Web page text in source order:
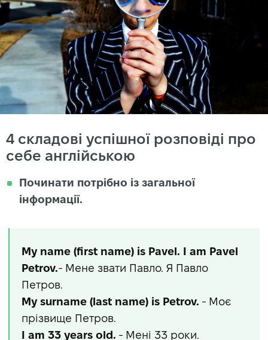
4 складові успішної розповіді про
себе англійською
Починати потрібно із загальної
інформації.
My name (first name) is Pavel. I am Pavel
Petrov.- Мене звати Павло. Я Павло
Петров.
My surname (last name) is Petrov. - Моє
прізвище Петров.
I am 33 years old. - Мені 33 роки.